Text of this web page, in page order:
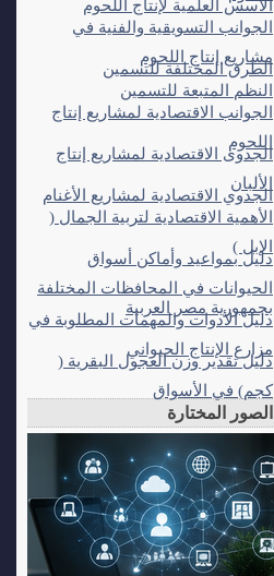
الأسس العلمية لإنتاج اللحوم
الجوانب التسويقية والفنية في
مشاريع إنتاج اللحوم
الطرق المختلفة للتسمين
النظم المتبعة للتسمين
الجوانب الاقتصادية لمشاريع إنتاج
اللحوم
الجدوى الاقتصادية لمشاريع إنتاج
الألبان
الجدوي الاقتصادية لمشاريع الأغنام
الأهمية الاقتصادية لتربية الجمال (
الإبل )
دليل بمواعيد وأماكن أسواق
الحيوانات في المحافظات المختلفة
بجمهورية مصر العربية
دليل الأدوات والمهمات المطلوبة في
مزارع الإنتاج الحيواني
دليل تقدير وزن العجول البقرية (
كجم) في الأسواق
الصور المختارة